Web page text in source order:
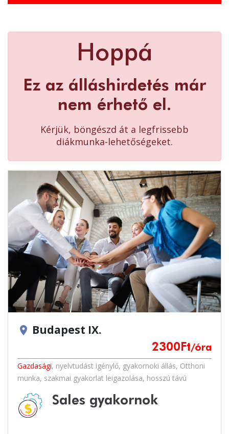
Hoppá
Ez az álláshirdetés már
nem érhető el.
Kérjük, böngészd át a legfrissebb
diákmunka-lehetőségeket.
location_on Budapest IX.
2300 Ft/óra
Gazdasági, nyelvtudást igénylő, gyakornoki állás, Otthoni
munka, szakmai gyakorlat leigazolása, hosszú távú
Sales gyakornok